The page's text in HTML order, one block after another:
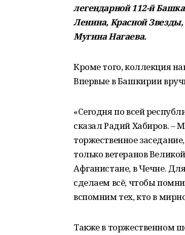
легендарной 112-й
Ленина, Красной
Мугина Нагаева.
Кроме того, коллекция
Впервые в Башкирии
«Сегодня по всей
сказал Радий Хабиров. –
торжественное
только ветеранов
Афганистане, в Чечне.
сделаем всё, чтобы
вспомним тех, кто в
Также в торжественном